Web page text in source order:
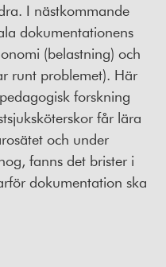
I nästkommande
dokumentationens
(belastning) och
runt problemet). Här
forskning
får lära
och under
fanns det brister i
dokumentation ska